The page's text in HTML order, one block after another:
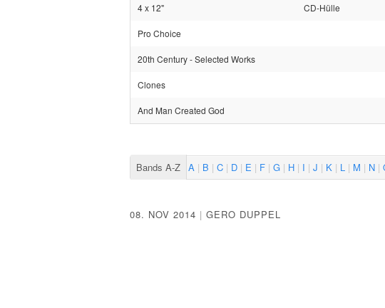
4 x 12" CD-Hülle
Pro Choice
20th Century - Selected Works
Clones
And Man Created God
Bands A-Z A B C D E F G H I J K L M N
08. NOV 2014 | GERO DUPPEL